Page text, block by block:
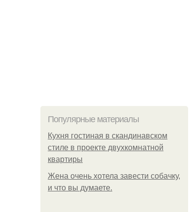
Популярные материалы
Кухня гостиная в скандинавском
стиле в проекте двухкомнатной
квартиры
Жена очень хотела завести собачку,
и что вы думаете.